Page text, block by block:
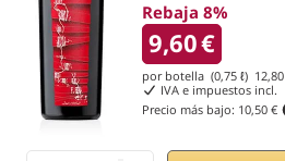
Rebaja 8%
9,60€
por botella (0,75 ℓ) 12,80
IVA e impuestos incl.
Precio más bajo: 10,50 €